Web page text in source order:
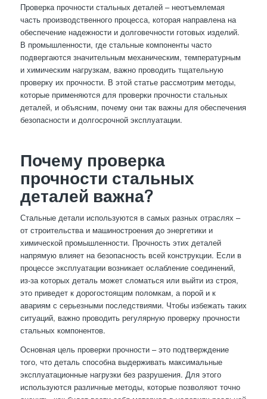
Проверка прочности стальных деталей – неотъемлемая
часть производственного процесса, которая направлена на
обеспечение надежности и долговечности готовых изделий.
В промышленности, где стальные компоненты часто
подвергаются значительным механическим, температурным
и химическим нагрузкам, важно проводить тщательную
проверку их прочности. В этой статье рассмотрим методы,
которые применяются для проверки прочности стальных
деталей, и объясним, почему они так важны для обеспечения
безопасности и долгосрочной эксплуатации.
Почему проверка
прочности стальных
деталей важна?
Стальные детали используются в самых разных отраслях –
от строительства и машиностроения до энергетики и
химической промышленности. Прочность этих деталей
напрямую влияет на безопасность всей конструкции. Если в
процессе эксплуатации возникает ослабление соединений,
из-за которых деталь может сломаться или выйти из строя,
это приведет к дорогостоящим поломкам, а порой и к
авариям с серьезными последствиями. Чтобы избежать таких
ситуаций, важно проводить регулярную проверку прочности
стальных компонентов.
Основная цель проверки прочности – это подтверждение
того, что деталь способна выдерживать максимальные
эксплуатационные нагрузки без разрушения. Для этого
используются различные методы, которые позволяют точно